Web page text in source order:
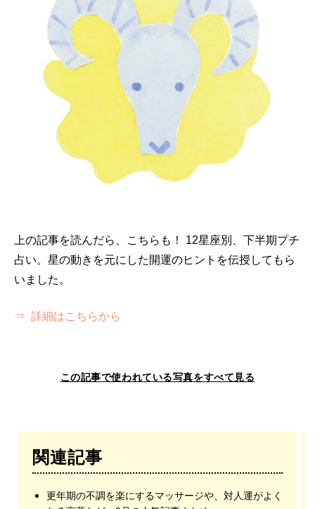
上の記事を読んだら、こちらも！ 12星座別、下半期プチ
占い。星の動きを元にした開運のヒントを伝授してもら
いました。
⇒ 詳細はこちらから
この記事で使われている写真をすべて見る
関連記事
更年期の不調を楽にするマッサージや、対人運がよく